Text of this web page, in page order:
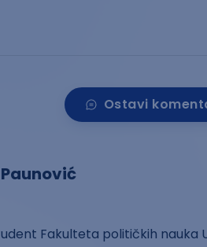
Ostavi
Fakulteta političkih nauka